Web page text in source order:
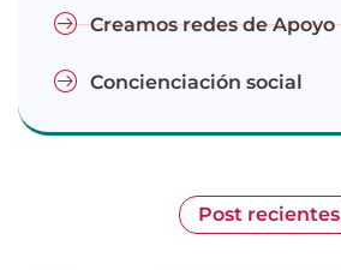
Creamos redes de Apoyo
Concienciación social
Post recientes